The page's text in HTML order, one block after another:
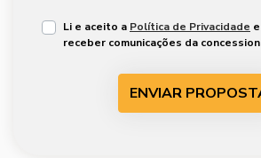
Li e aceito a Política de Privacidade
receber comunicações da
ENVIAR